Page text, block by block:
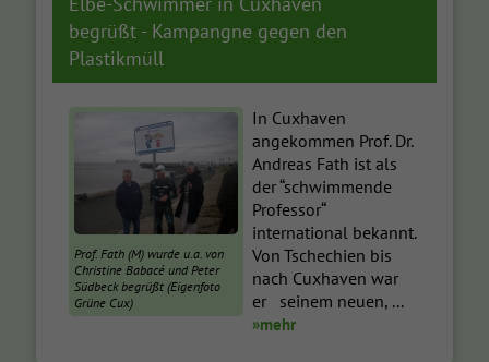
begrüßt - Kampangne gegen den
Plastikmüll
Prof. Fath (M) wurde u.a. von
Christine Babacé und Peter
Südbeck begrüßt (Eigenfoto
Grüne Cux)
In Cuxhaven
angekommen Prof. Dr.
Andreas Fath ist als
der “schwimmende
Professor“
international bekannt.
Von Tschechien bis
nach Cuxhaven war
er seinem neuen, ...
»mehr